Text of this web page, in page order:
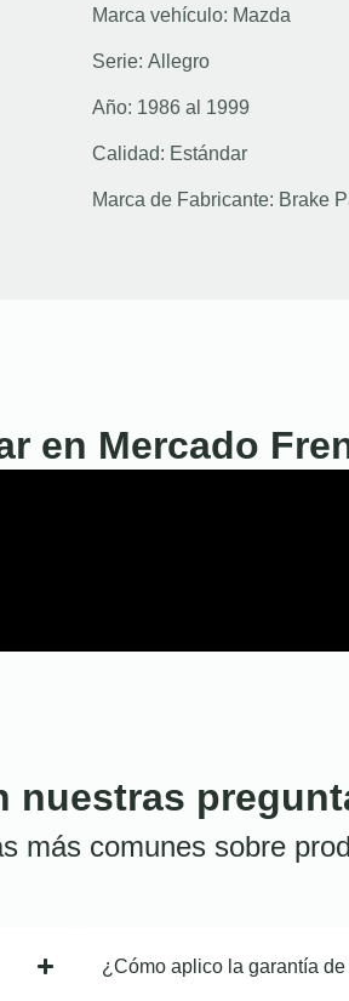
Marca vehículo: Mazda
Serie: Allegro
Año: 1986 al 1999
Calidad: Estándar
Marca de Fabricante: Brake
en Mercado
nuestras
más comunes sobre
¿Cómo aplico la garantía